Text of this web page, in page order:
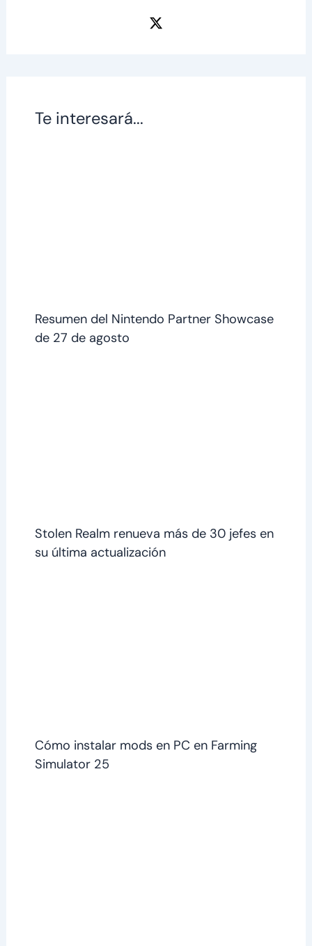
Te interesará...
Resumen del Nintendo Partner Showcase
de 27 de agosto
Stolen Realm renueva más de 30 jefes en
su última actualización
Cómo instalar mods en PC en Farming
Simulator 25